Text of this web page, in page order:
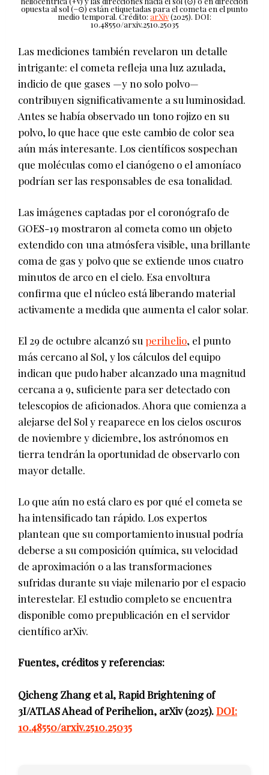
opuesta al sol (−⊙) están etiquetadas para el cometa en el punto
medio temporal. Crédito: arXiv(2025). DOI:
10.48550/arxiv.2510.25035
Las mediciones también revelaron un detalle
intrigante: el cometa refleja una luz azulada,
indicio de que gases —y no solo polvo—
contribuyen significativamente a su luminosidad.
Antes se había observado un tono rojizo en su
polvo, lo que hace que este cambio de color sea
aún más interesante. Los científicos sospechan
que moléculas como el cianógeno o el amoníaco
podrían ser las responsables de esa tonalidad.
Las imágenes captadas por el coronógrafo de
GOES-19 mostraron al cometa como un objeto
extendido con una atmósfera visible, una brillante
coma de gas y polvo que se extiende unos cuatro
minutos de arco en el cielo. Esa envoltura
confirma que el núcleo está liberando material
activamente a medida que aumenta el calor solar.
El 29 de octubre alcanzó su perihelio, el punto
más cercano al Sol, y los cálculos del equipo
indican que pudo haber alcanzado una magnitud
cercana a 9, suficiente para ser detectado con
telescopios de aficionados. Ahora que comienza a
alejarse del Sol y reaparece en los cielos oscuros
de noviembre y diciembre, los astrónomos en
tierra tendrán la oportunidad de observarlo con
mayor detalle.
Lo que aún no está claro es por qué el cometa se
ha intensificado tan rápido. Los expertos
plantean que su comportamiento inusual podría
deberse a su composición química, su velocidad
de aproximación o a las transformaciones
sufridas durante su viaje milenario por el espacio
interestelar. El estudio completo se encuentra
disponible como prepublicación en el servidor
científico arXiv.
Fuentes, créditos y referencias:
Qicheng Zhang et al, Rapid Brightening of
3I/ATLAS Ahead of Perihelion, arXiv (2025).DOI:
10.48550/arxiv.2510.25035